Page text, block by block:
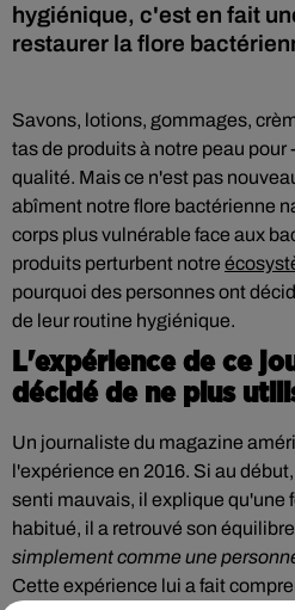
hygiénique, c'est en fait
restaurer la flore
Savons, lotions, gommages,
tas de produits à notre peau
qualité. Mais ce n'est pas
abîment notre flore bactérienne
corps plus vulnérable face aux
produits perturbent notre
pourquoi des personnes ont
de leur routine hygiénique.
L'expérience de ce
décidé de ne plus
Un journaliste du magazine
l'expérience en 2016. Si au
senti mauvais, il explique qu'une
habitué, il a retrouvé son
simplement comme une
Cette expérience lui a fait